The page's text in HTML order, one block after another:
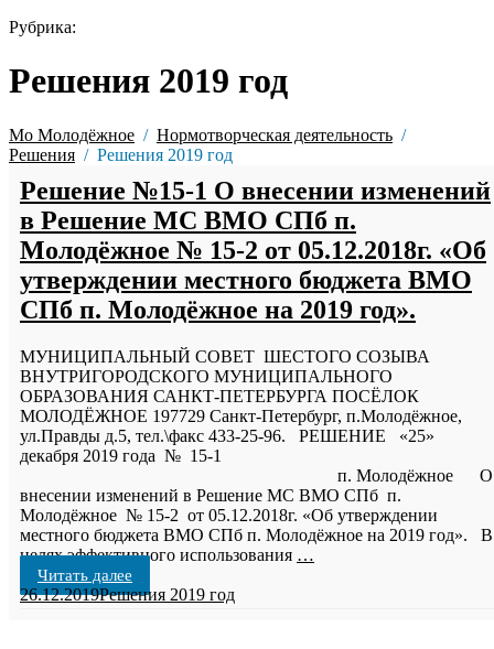
Рубрика:
Решения 2019 год
Мо Молодёжное
Нормотворческая деятельность
Решения
Решения 2019 год
Решение №15-1 О внесении изменений
в Решение МС ВМО СПб п.
Молодёжное № 15-2 от 05.12.2018г. «Об
утверждении местного бюджета ВМО
СПб п. Молодёжное на 2019 год».
МУНИЦИПАЛЬНЫЙ СОВЕТ ШЕСТОГО СОЗЫВА
ВНУТРИГОРОДСКОГО МУНИЦИПАЛЬНОГО
ОБРАЗОВАНИЯ САНКТ-ПЕТЕРБУРГА ПОСЁЛОК
МОЛОДЁЖНОЕ 197729 Санкт-Петербург, п.Молодёжное,
ул.Правды д.5, тел.\факс 433-25-96. РЕШЕНИЕ «25»
декабря 2019 года № 15-1
п. Молодёжное О
внесении изменений в Решение МС ВМО СПб п.
Молодёжное № 15-2 от 05.12.2018г. «Об утверждении
местного бюджета ВМО СПб п. Молодёжное на 2019 год». В
целях эффективного использования …
Читать далее
26.12.2019Решения 2019 год